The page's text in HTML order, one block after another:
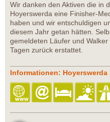
Wir danken den Aktiven die in
Hoyerswerda eine Finisher-
haben und wir entschuldigen
diesem Jahr getan hätten.
gemeldeten Läufer und
Tagen zurück erstattet.
Informationen: Hoyerswerda